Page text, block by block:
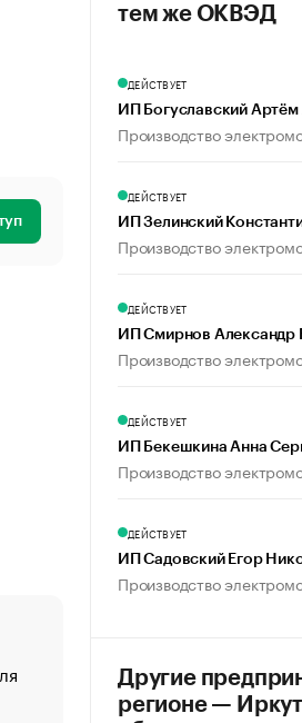
«От спорта тело стареет
создавшей GTA
тем же ОКВЭД
ДЕЙСТВУЕТ
ИП Богуславский
Производство
ДЕЙСТВУЕТ
ИП Зелинский
Производство
ДЕЙСТВУЕТ
ИП Смирнов Александр
Производство
ДЕЙСТВУЕТ
ИП Бекешкина Анна
Производство
ДЕЙСТВУЕТ
ИП Садовский Егор
Производство
Другие
регионе —